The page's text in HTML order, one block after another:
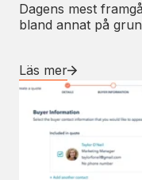
Dagens mest
bland annat på
Läs mer